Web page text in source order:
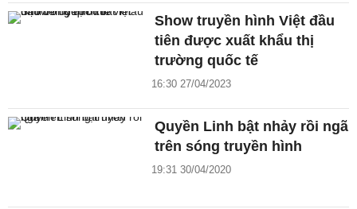
Show truyền hình Việt đầu
tiên được xuất khẩu thị
trường quốc tế
16:30 27/04/2023
Quyền Linh bật nhảy rồi ngã
trên sóng truyền hình
19:31 30/04/2020